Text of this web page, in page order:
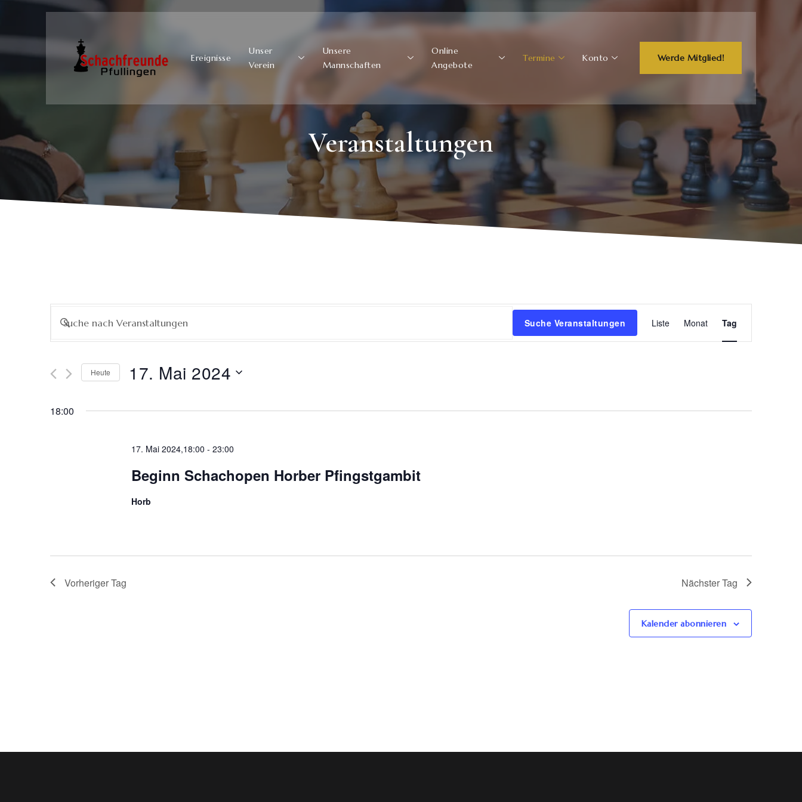
Ereignisse
Unser
Verein
Unsere
Mannschaften
Online
Angebote
Termine Konto Werde Mitglied!
Veranstaltungen
Veranstaltungen
Suche
und
Ansichten,
Navigation
Bitte
nach
Schlüsselwort.
Suche Veranstaltungen
Ansichten-
Liste Monat Tag
Heute 17. Mai 2024
18:00
17. Mai 2024,18:00 - 23:00
Beginn Schachopen Horber Pfingstgambit
Horb
Vorheriger Tag Nächster Tag
Kalender abonnieren